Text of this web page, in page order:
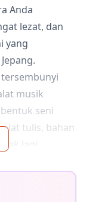
Anda
lezat, dan
yang
musik
seni
tulis, bahan
lagi.
Anda akan
setia pada